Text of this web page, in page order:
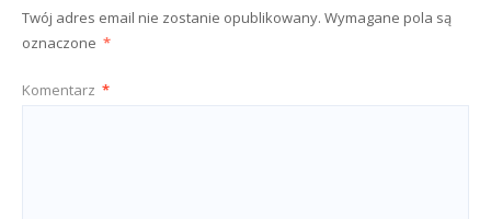
Twój adres email nie zostanie opublikowany. Wymagane pola są
oznaczone *
Komentarz *